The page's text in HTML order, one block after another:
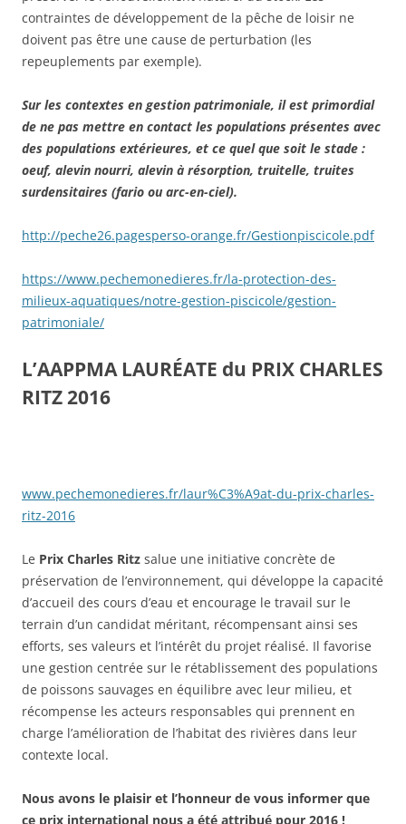
contraintes de développement de la pêche de loisir ne
doivent pas être une cause de perturbation (les
repeuplements par exemple).
Sur les contextes en gestion patrimoniale, il est primordial
de ne pas mettre en contact les populations présentes avec
des populations extérieures, et ce quel que soit le stade :
oeuf, alevin nourri, alevin à résorption, truitelle, truites
surdensitaires (fario ou arc-en-ciel).
http://peche26.pagesperso-orange.fr/Gestionpiscicole.pdf
https://www.pechemonedieres.fr/la-protection-des-
milieux-aquatiques/notre-gestion-piscicole/gestion-
patrimoniale/
L’AAPPMA LAURÉATE du PRIX CHARLES
RITZ 2016
www.pechemonedieres.fr/laur%C3%A9at-du-prix-charles-
ritz-2016
Le Prix Charles Ritz salue une initiative concrète de
préservation de l’environnement, qui développe la capacité
d’accueil des cours d’eau et encourage le travail sur le
terrain d’un candidat méritant, récompensant ainsi ses
efforts, ses valeurs et l’intérêt du projet réalisé. Il favorise
une gestion centrée sur le rétablissement des populations
de poissons sauvages en équilibre avec leur milieu, et
récompense les acteurs responsables qui prennent en
charge l’amélioration de l’habitat des rivières dans leur
contexte local.
Nous avons le plaisir et l’honneur de vous informer que
ce prix international nous a été attribué pour 2016 !